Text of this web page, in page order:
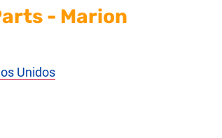
- Marion
Unidos